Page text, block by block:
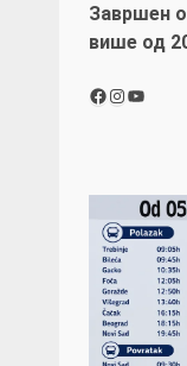
Завршен
више од
Facebook
Instagram